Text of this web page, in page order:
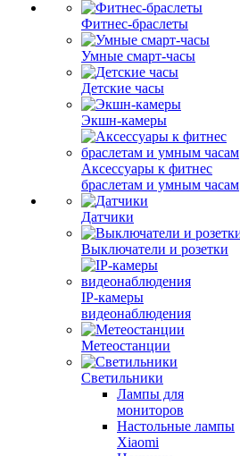
Фитнес-браслеты
Умные смарт-часы
Детские часы
Экшн-камеры
Аксессуары к фитнес
браслетам и умным часам
Датчики
Выключатели и розетки
IP-камеры
видеонаблюдения
Метеостанции
Светильники
Лампы для
мониторов
Настольные лампы
Xiaomi